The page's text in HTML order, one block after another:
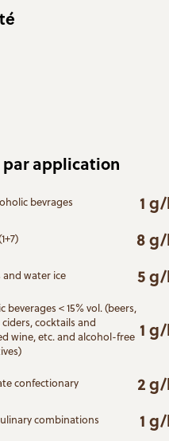
par application
bevrages 1
8
water ice 5
beverages < 15% vol. (beers,
cocktails and
wine, etc. and alcohol-free 1
confectionary 2
combinations 1